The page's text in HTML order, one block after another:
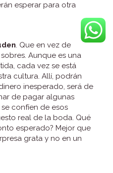
esperar para otra
. Que en vez de
Aunque es una
cada vez se está
cultura. Allí, podrán
inesperado, será de
de pagar algunas
confíen de esos
real de la boda. Qué
esperado? Mejor que
grata y no en un